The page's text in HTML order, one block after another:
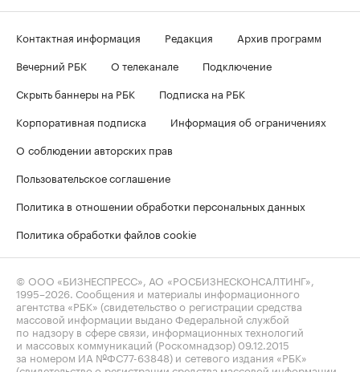
Контактная информация Редакция
Архив программ
Вечерний РБК
О телеканале
Подключение
Скрыть баннеры на РБК
Подписка на РБК
Корпоративная подписка
Информация об ограничениях
О соблюдении авторских прав
Пользовательское соглашение
Политика в отношении обработки персональных данных
Политика обработки файлов cookie
© ООО «БИЗНЕСПРЕСС», АО «РОСБИЗНЕСКОНСАЛТИНГ»,
1995–2026 . Сообщения и материалы информационного
агентства «РБК» (свидетельство о регистрации средства
массовой информации выдано Федеральной службой
по надзору в сфере связи, информационных технологий
и массовых коммуникаций (Роскомнадзор) 09.12.2015
за номером ИА №ФС77-63848) и сетевого издания «РБК»